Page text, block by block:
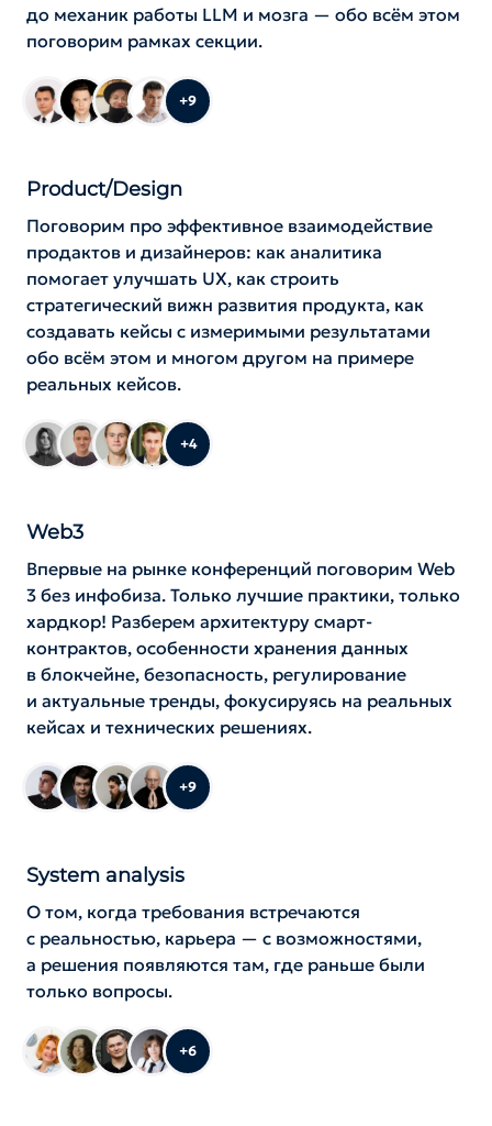
до механик работы LLM и мозга — обо всём этом
поговорим рамках секции.
+9
Product/Design
Поговорим про эффективное взаимодействие
продактов и дизайнеров: как аналитика
помогает улучшать UX, как строить
стратегический вижн развития продукта, как
создавать кейсы с измеримыми результатами
обо всём этом и многом другом на примере
реальных кейсов.
+4
Web3
Впервые на рынке конференций поговорим Web
3 без инфобиза. Только лучшие практики, только
хардкор! Разберем архитектуру смарт-
контрактов, особенности хранения данных
в блокчейне, безопасность, регулирование
и актуальные тренды, фокусируясь на реальных
кейсах и технических решениях.
+9
System analysis
О том, когда требования встречаются
с реальностью, карьера — с возможностями,
а решения появляются там, где раньше были
только вопросы.
+6